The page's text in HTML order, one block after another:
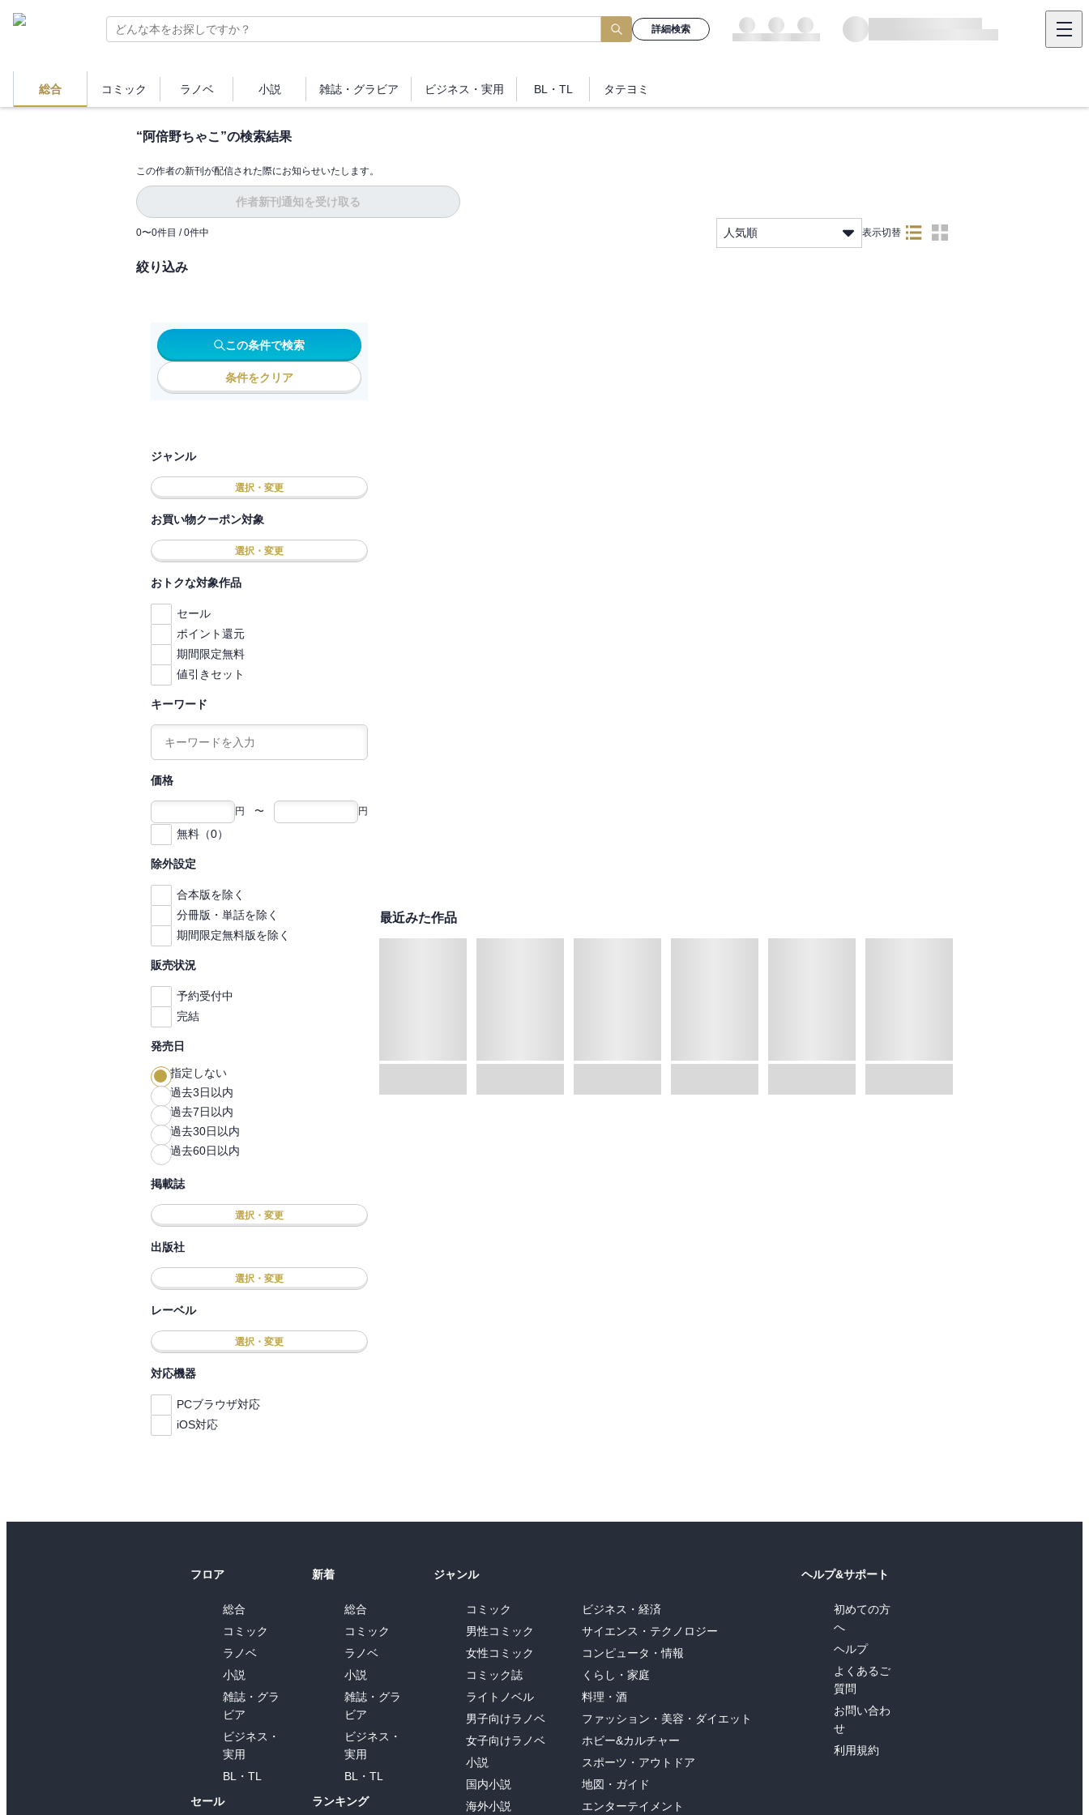
詳細検索
総合 コミック ラノベ 小説 雑誌・ グラビア ビジネス ・実用 BL・TL タテヨミ
“阿倍野ちゃこ ”の検索結果
この作者の新刊が配信された際にお知らせいたします。
作者新刊通知を受け取る
0〜0件目 / 0件中 人気順 表示切替
絞り込み
この条件で検索
条件をクリア
ジャンル
選択・変更
お買い物クーポン対象
選択・変更
おトクな対象作品
セール
ポイント還元
期間限定無料
値引きセット
キーワード
価格
円 〜 円
無料（0）
除外設定
合本版を除く
分冊版・単話を除く
期間限定無料版を除く
販売状況
予約受付中
完結
発売日
指定しない
過去3日以内
過去7日以内
過去30日以内
過去60日以内
掲載誌
選択・変更
出版社
選択・変更
レーベル
選択・変更
対応機器
PCブラウザ対応
iOS対応
最近みた作品
フロア
総合
コミック
ラノベ
小説
雑誌・グラ
ビア
ビジネス・
実用
BL・TL
セール
新着
総合
コミック
ラノベ
小説
雑誌・グラ
ビア
ビジネス・
実用
BL・TL
ランキング
ジャンル
コミック
男性コミック
女性コミック
コミック誌
ライトノベル
男子向けラノベ
女子向けラノベ
小説
国内小説
海外小説
ビジネス・経済
サイエンス・テクノロジー
コンピュータ・情報
くらし・家庭
料理・酒
ファッション・美容・ダイエット
ホビー&カルチャー
スポーツ・アウトドア
地図・ガイド
エンターテイメント
ヘルプ&サポート
初めての方
へ
ヘルプ
よくあるご
質問
お問い合わ
せ
利用規約